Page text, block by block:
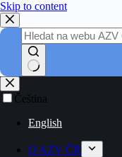
Skip to content
Čeština
English
O AZV ČR